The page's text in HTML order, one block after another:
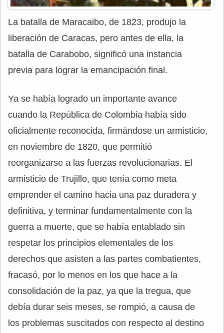
La batalla de Maracaibo, de 1823, produjo la
liberación de Caracas, pero antes de ella, la
batalla de Carabobo, significó una instancia
previa para lograr la emancipación final.
Ya se había logrado un importante avance
cuando la República de Colombia había sido
oficialmente reconocida, firmándose un armisticio,
en noviembre de 1820, que permitió
reorganizarse a las fuerzas revolucionarias. El
armisticio de Trujillo, que tenía como meta
emprender el camino hacia una paz duradera y
definitiva, y terminar fundamentalmente con la
guerra a muerte, que se había entablado sin
respetar los principios elementales de los
derechos que asisten a las partes combatientes,
fracasó, por lo menos en los que hace a la
consolidación de la paz, ya que la tregua, que
debía durar seis meses, se rompió, a causa de
los problemas suscitados con respecto al destino